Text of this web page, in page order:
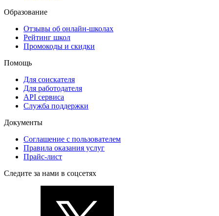
Образование
Отзывы об онлайн-школах
Рейтинг школ
Промокоды и скидки
Помощь
Для соискателя
Для работодателя
API сервиса
Служба поддержки
Документы
Соглашение с пользователем
Правила оказания услуг
Прайс-лист
Следите за нами в соцсетях